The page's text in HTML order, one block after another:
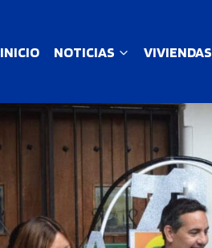
INICIO NOTICIAS VIVIENDAS